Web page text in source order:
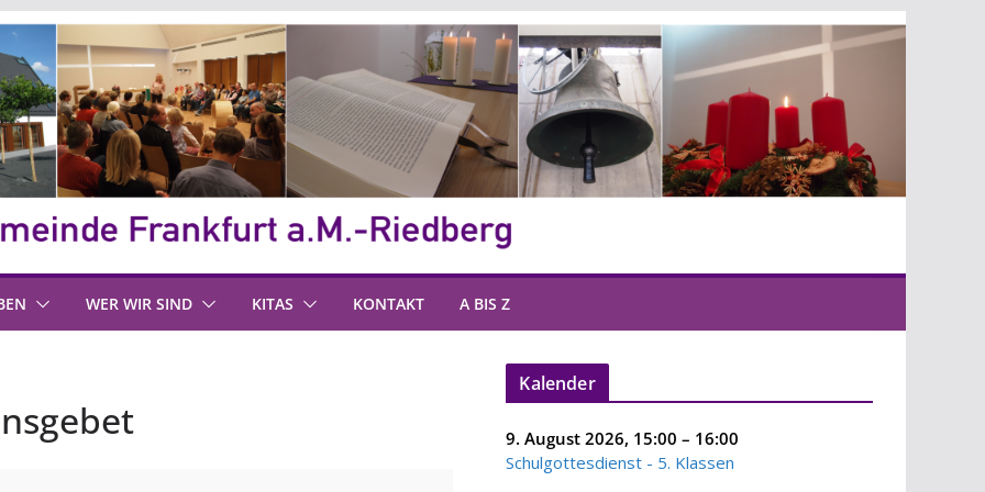
WER WIR SIND KITAS KONTAKT A BIS Z
Kalender
9. August 2026, 15:00 – 16:00
Schulgottesdienst - 5. Klassen